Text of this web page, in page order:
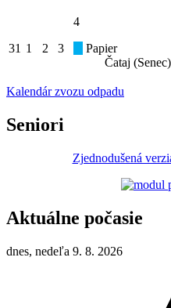
31 1 2 3
4
Papier
Čataj (Senec)
Kalendár zvozu odpadu
Seniori
Zjednodušená
Aktuálne počasie
dnes, nedeľa 9. 8. 2026